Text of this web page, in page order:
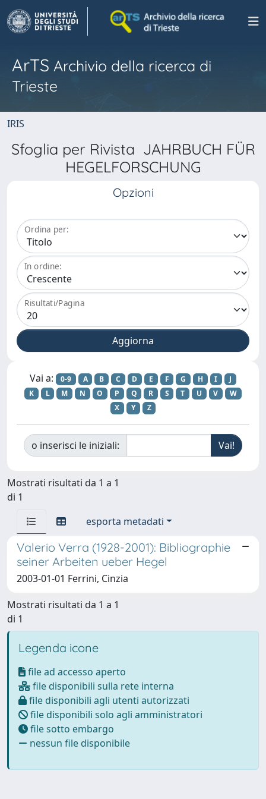
ArTS Archivio della ricerca di
Trieste
IRIS
Sfoglia per Rivista JAHRBUCH FÜR
HEGELFORSCHUNG
Opzioni
Ordina per:
In ordine:
Risultati/Pagina
Vai a: 0-9 A B C D E F G H I
J
K
L M N O P Q R S T U V
W
X
Y Z
o inserisci le iniziali:
Mostrati risultati da 1 a 1
di 1
esporta metadati
Valerio Verra (1928-2001): Bibliographie
seiner Arbeiten ueber Hegel
2003-01-01 Ferrini, Cinzia
Mostrati risultati da 1 a 1
di 1
Legenda icone
file ad accesso aperto
file disponibili sulla rete interna
file disponibili agli utenti autorizzati
file disponibili solo agli amministratori
file sotto embargo
nessun file disponibile